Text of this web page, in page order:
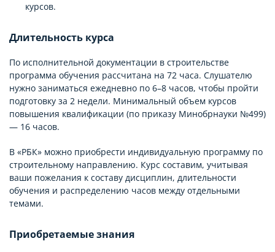
курсов.
Длительность курса
По исполнительной документации в строительстве
программа обучения рассчитана на 72 часа. Слушателю
нужно заниматься ежедневно по 6–8 часов, чтобы пройти
подготовку за 2 недели. Минимальный объем курсов
повышения квалификации (по приказу Минобрнауки №499)
— 16 часов.
В «РБК» можно приобрести индивидуальную программу по
строительному направлению. Курс составим, учитывая
ваши пожелания к составу дисциплин, длительности
обучения и распределению часов между отдельными
темами.
Приобретаемые знания